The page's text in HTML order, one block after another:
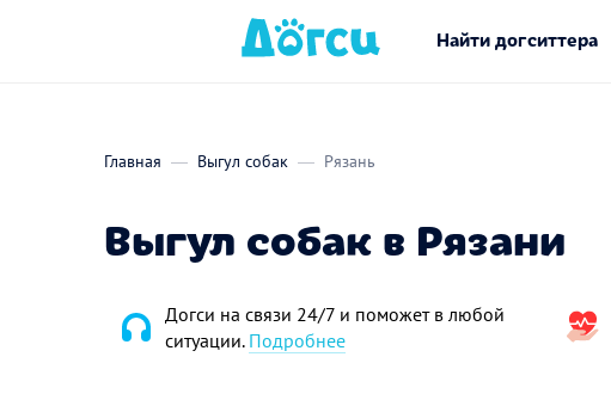
Найти догситтера
Главная Выгул собак Рязань
Выгул собак в Рязани
Догси на связи 24/7 и поможет в любой
ситуации. Подробнее